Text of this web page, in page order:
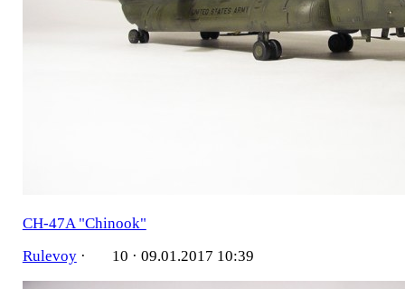
CH-47A "Chinook"
Rulevoy· 10 · 09.01.2017 10:39